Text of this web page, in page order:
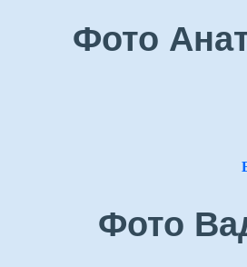
Фото
Фото